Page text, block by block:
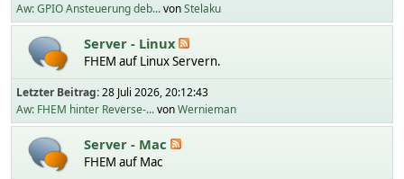
Aw: GPIO Ansteuerung deb...vonStelaku
Server - Linux
FHEM auf Linux Servern.
Letzter Beitrag:28 Juli 2026, 20:12:43
Aw: FHEM hinter Reverse-...vonWernieman
Server - Mac
FHEM auf Mac